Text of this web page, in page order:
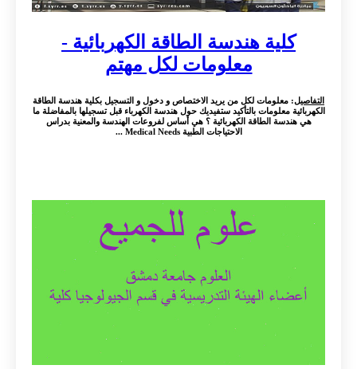
كلية هندسة الطاقة الكهربائية -
معلومات لكل مهتم
التفاصيل: معلومات لكل من يريد الاختصاص و دخول و التسجيل بكلية هندسة الطاقة
الكهربائية معلومات بالتأكيد ستفيديك حول هندسة الكهرباء قبل تسجيلها بالمفاضلة ما
هي هندسة الطاقة الكهربائية ؟ هي أساس لفروعات الهندسة والمعنية بدراس
الاحتياجات الطبية Medical Needs ...